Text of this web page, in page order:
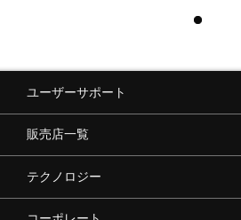
シューズ幅
E相当の方向け
■シューズサイズの計測方法はこちら
ユーザーサポート
販売店一覧
テクノロジー